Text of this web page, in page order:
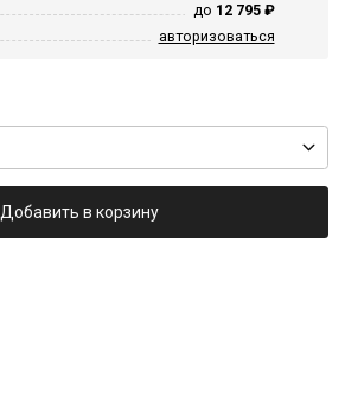
до 12 795 ₽
авторизоваться
Добавить в корзину